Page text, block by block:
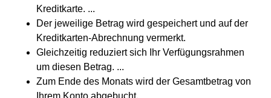
Kreditkarte. ...
Der jeweilige Betrag wird gespeichert und auf der
Kreditkarten-Abrechnung vermerkt.
Gleichzeitig reduziert sich Ihr Verfügungsrahmen
um diesen Betrag. ...
Zum Ende des Monats wird der Gesamtbetrag von
Ihrem Konto abgebucht.